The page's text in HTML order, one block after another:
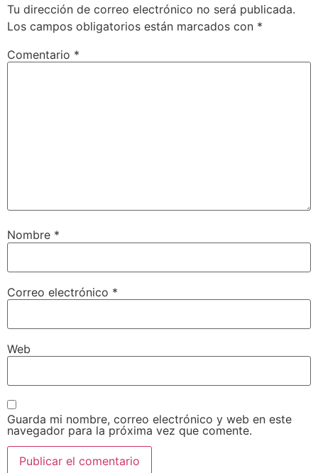
Tu dirección de correo electrónico no será publicada.
Los campos obligatorios están marcados con *
Comentario *
Nombre *
Correo electrónico *
Web
Guarda mi nombre, correo electrónico y web en este
navegador para la próxima vez que comente.